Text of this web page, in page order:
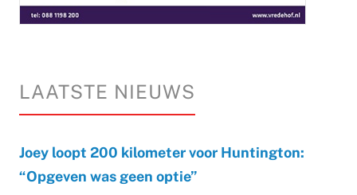
LAATSTE NIEUWS
Joey loopt 200 kilometer voor Huntington:
“Opgeven was geen optie”